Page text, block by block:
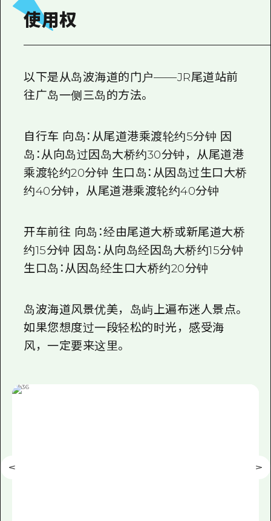
使用权
以下是从岛波海道的门户——JR尾道站前
往广岛一侧三岛的方法。
自行车 向岛：从尾道港乘渡轮约5分钟 因
岛：从向岛过因岛大桥约30分钟，从尾道港
乘渡轮约20分钟 生口岛：从因岛过生口大桥
约40分钟，从尾道港乘渡轮约40分钟
开车前往 向岛：经由尾道大桥或新尾道大桥
约15分钟 因岛：从向岛经因岛大桥约15分钟
生口岛：从因岛经生口大桥约20分钟
岛波海道风景优美，岛屿上遍布迷人景点。
如果您想度过一段轻松的时光，感受海
风，一定要来这里。